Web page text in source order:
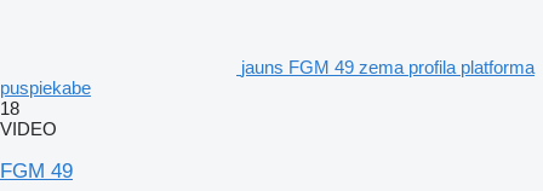
jauns FGM 49 zema profila platforma
puspiekabe
18
VIDEO
FGM 49